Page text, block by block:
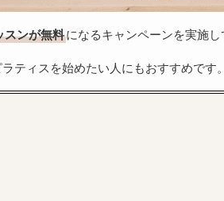
スンが無料になるキャンペーンを実施
ティスを始めたい人にもおすすめです